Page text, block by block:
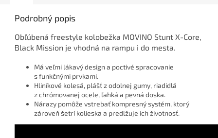
Podrobný popis
Obľúbená freestyle kolobežka MOVINO Stunt X-Core,
Black Mission je vhodná na rampu i do mesta.
Má veľmi lákavý design a poctivé spracovanie
s funkčnými prvkami.
Hliníkové kolesá, plášť z odolnej gumy, riadidlá
z chrómovanej ocele, ľahká a pevná doska.
Nárazy pomôže vstrebať kompresný systém, ktorý
zároveň šetrí kolieska a predlžuje ich životnosť.